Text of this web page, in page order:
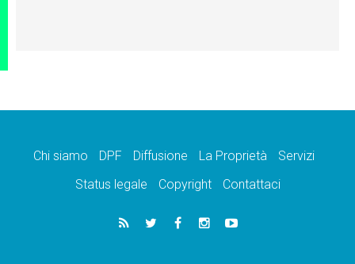
Chi siamo DPF Diffusione La Proprietà
Servizi
Status legale
Copyright Contattaci